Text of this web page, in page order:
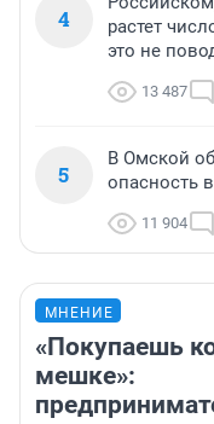
4
растет
это не
13 487
5
В Омской
опасность
11 904
МНЕНИЕ
«Покупаешь
мешке»: